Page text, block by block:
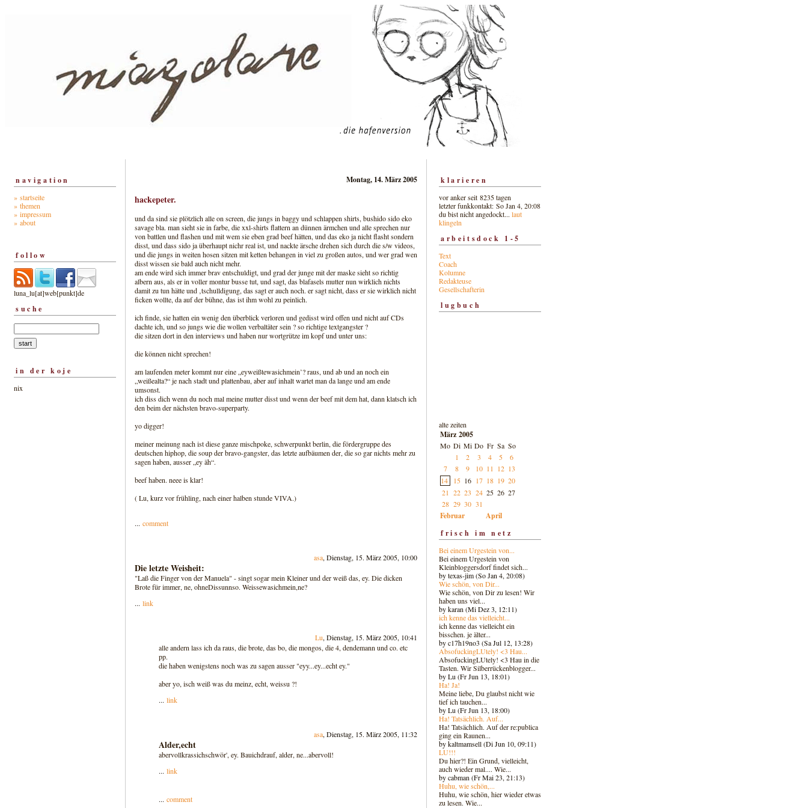
navigation
» startseite
» themen
» impressum
» about
follow
luna_lu[at]web[punkt]de
suche
in der koje
nix
Montag, 14. März 2005
hackepeter.
und da sind sie plötzlich alle on screen, die jungs in baggy und schlappen shirts, bushido sido eko
savage bla. man sieht sie in farbe, die xxl-shirts flattern an dünnen ärmchen und alle sprechen nur
von battlen und flashen und mit wem sie eben grad beef hätten, und das eko ja nicht flasht sondern
disst, und dass sido ja überhaupt nichr real ist, und nackte ärsche drehen sich durch die s/w videos,
und die jungs in weiten hosen sitzen mit ketten behangen in viel zu großen autos, und wer grad wen
disst wissen sie bald auch nicht mehr.
am ende wird sich immer brav entschuldigt, und grad der junge mit der maske sieht so richtig
albern aus, als er in voller montur busse tut, und sagt, das blafasels mutter nun wirklich nichts
damit zu tun hätte und ‚tschulldigung, das sagt er auch noch. er sagt nicht, dass er sie wirklich nicht
ficken wollte, da auf der bühne, das ist ihm wohl zu peinlich.
ich finde, sie hatten ein wenig den überblick verloren und gedisst wird offen und nicht auf CDs
dachte ich, und so jungs wie die wollen verbaltäter sein ? so richtige textgangster ?
die sitzen dort in den interviews und haben nur wortgrütze im kopf und unter uns:
die können nicht sprechen!
am laufenden meter kommt nur eine „eyweißtewasichmein’? raus, und ab und an noch ein
„weißealta?“ je nach stadt und plattenbau, aber auf inhalt wartet man da lange und am ende
umsonst.
ich diss dich wenn du noch mal meine mutter disst und wenn der beef mit dem hat, dann klatsch ich
den beim der nächsten bravo-superparty.
yo digger!
meiner meinung nach ist diese ganze mischpoke, schwerpunkt berlin, die fördergruppe des
deutschen hiphop, die soup der bravo-gangster, das letzte aufbäumen der, die so gar nichts mehr zu
sagen haben, ausser „ey äh“.
beef haben. neee is klar!
( Lu, kurz vor frühling, nach einer halben stunde VIVA.)
... comment
asa, Dienstag, 15. März 2005, 10:00
Die letzte Weisheit:
"Laß die Finger von der Manuela" - singt sogar mein Kleiner und der weiß das, ey. Die dicken
Brote für immer, ne, ohneDissunnso. Weissewasichmein,ne?
... link
Lu, Dienstag, 15. März 2005, 10:41
alle andern lass ich da raus, die brote, das bo, die mongos, die 4, dendemann und co. etc
pp.
die haben wenigstens noch was zu sagen ausser "eyy...ey...echt ey."
aber yo, isch weiß was du meinz, echt, weissu ?!
... link
asa, Dienstag, 15. März 2005, 11:32
Alder,echt
abervollkrassichschwör', ey. Bauichdrauf, alder, ne...abervoll!
... link
... comment
klarieren
vor anker seit 8235 tagen
letzter funkkontakt: So Jan 4, 20:08
du bist nicht angedockt... laut
klingeln
arbeitsdock 1-5
Text
Coach
Kolumne
Redakteuse
Gesellschafterin
lugbuch
alte zeiten
März 2005
Mo Di Mi Do Fr Sa So
1
2 3 4 5
6
7
8 9 10 11 12 13
14
15 16 17 18 19 20
21 22 23 24 25 26 27
28 29 30 31
Februar
April
frisch im netz
Bei einem Urgestein von...
Bei einem Urgestein von
Kleinbloggersdorf findet sich...
by texas-jim (So Jan 4, 20:08)
Wie schön, von Dir...
Wie schön, von Dir zu lesen! Wir
haben uns viel...
by karan (Mi Dez 3, 12:11)
ich kenne das vielleicht...
ich kenne das vielleicht ein
bisschen. je älter...
by c17h19no3 (Sa Jul 12, 13:28)
AbsofuckingLUtely! <3 Hau...
AbsofuckingLUtely! <3 Hau in die
Tasten. Wir Silberrückenblogger...
by Lu (Fr Jun 13, 18:01)
Ha! Ja!
Meine liebe, Du glaubst nicht wie
tief ich tauchen...
by Lu (Fr Jun 13, 18:00)
Ha! Tatsächlich. Auf...
Ha! Tatsächlich. Auf der re:publica
ging ein Raunen...
by kaltmamsell (Di Jun 10, 09:11)
LU!!!
Du hier?! Ein Grund, vielleicht,
auch wieder mal.... Wie...
by cabman (Fr Mai 23, 21:13)
Huhu, wie schön,...
Huhu, wie schön, hier wieder etwas
zu lesen. Wie...